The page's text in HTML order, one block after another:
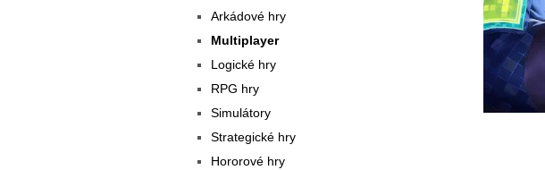
Arkádové hry
Multiplayer
Logické hry
RPG hry
Simulátory
Strategické hry
Hororové hry